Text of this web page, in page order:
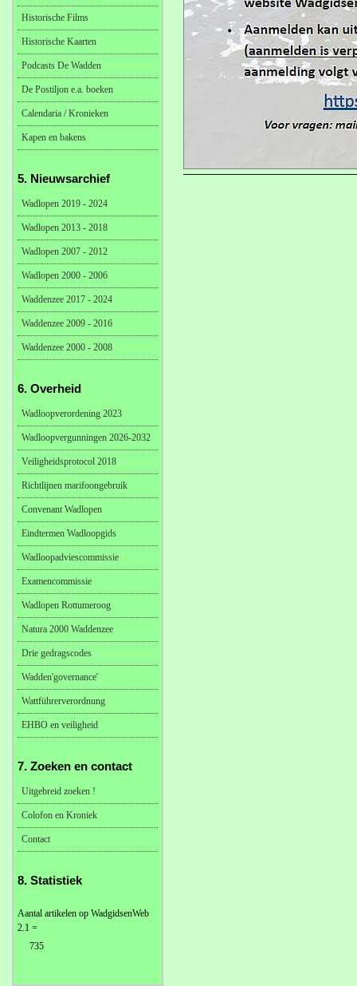
Historische Films
Historische Kaarten
Podcasts De Wadden
De Postiljon e.a. boeken
Calendaria / Kronieken
Kapen en bakens
5. Nieuwsarchief
Wadlopen 2019 - 2024
Wadlopen 2013 - 2018
Wadlopen 2007 - 2012
Wadlopen 2000 - 2006
Waddenzee 2017 - 2024
Waddenzee 2009 - 2016
Waddenzee 2000 - 2008
6. Overheid
Wadloopverordening 2023
Wadloopvergunningen 2026-2032
Veiligheidsprotocol 2018
Richtlijnen marifoongebruik
Convenant Wadlopen
Eindtermen Wadloopgids
Wadloopadviescommissie
Examencommissie
Wadlopen Rottumeroog
Natura 2000 Waddenzee
Drie gedragscodes
Wadden'governance'
Wattführerverordnung
EHBO en veiligheid
7. Zoeken en contact
Uitgebreid zoeken !
Colofon en Kroniek
Contact
8. Statistiek
Aantal artikelen op WadgidsenWeb
2.1 =
735